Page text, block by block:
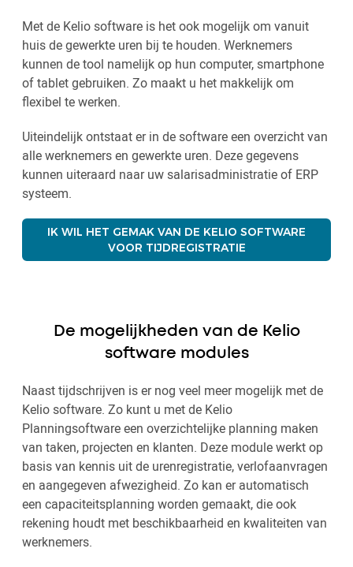
Met de Kelio software is het ook mogelijk om vanuit
huis de gewerkte uren bij te houden. Werknemers
kunnen de tool namelijk op hun computer, smartphone
of tablet gebruiken. Zo maakt u het makkelijk om
flexibel te werken.
Uiteindelijk ontstaat er in de software een overzicht van
alle werknemers en gewerkte uren. Deze gegevens
kunnen uiteraard naar uw salarisadministratie of ERP
systeem.
IK WIL HET GEMAK VAN DE KELIO SOFTWARE
VOOR TIJDREGISTRATIE
De mogelijkheden van de Kelio
software modules
Naast tijdschrijven is er nog veel meer mogelijk met de
Kelio software. Zo kunt u met de Kelio
Planningsoftware een overzichtelijke planning maken
van taken, projecten en klanten. Deze module werkt op
basis van kennis uit de urenregistratie, verlofaanvragen
en aangegeven afwezigheid. Zo kan er automatisch
een capaciteitsplanning worden gemaakt, die ook
rekening houdt met beschikbaarheid en kwaliteiten van
werknemers.